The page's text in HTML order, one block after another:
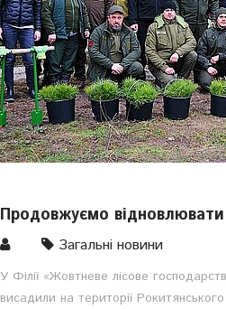
Продовжуємо
Загальні новини
У Філії «Жовтневе лісове
висадили на території